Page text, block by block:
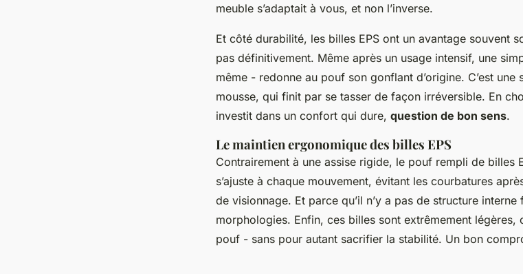
meuble s’adaptait à vous, et non l’inverse.
Et côté durabilité, les billes EPS ont un avantage souvent
pas définitivement. Même après un usage intensif, une
même - redonne au pouf son gonflant d’origine. C’est
mousse, qui finit par se tasser de façon irréversible. En
investit dans un confort qui dure, question de bon sens.
Le maintien ergonomique des billes EPS
Contrairement à une assise rigide, le pouf rempli de billes
s’ajuste à chaque mouvement, évitant les courbatures
de visionnage. Et parce qu’il n’y a pas de structure interne
morphologies. Enfin, ces billes sont extrêmement
pouf - sans pour autant sacrifier la stabilité. Un bon